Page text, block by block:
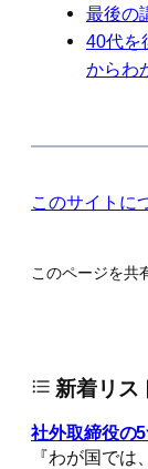
最後の
40代を
からわ
このサイトに
このページを共
新着リス
社外取締役の
『わが国で